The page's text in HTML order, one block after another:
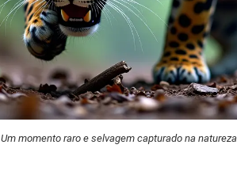
Um momento raro e selvagem capturado na natureza.